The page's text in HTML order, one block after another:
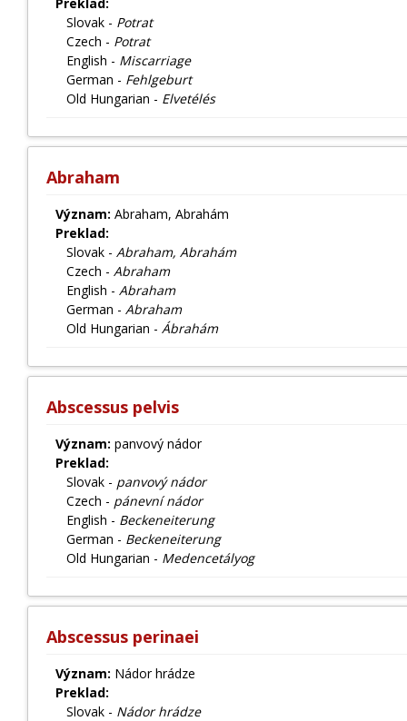
Slovak - Potrat
Czech - Potrat
English - Miscarriage
German - Fehlgeburt
Old Hungarian - Elvetélés
Abraham
Význam: Abraham, Abrahám
Preklad:
Slovak - Abraham, Abrahám
Czech - Abraham
English - Abraham
German - Abraham
Old Hungarian - Ábrahám
Abscessus pelvis
Význam: panvový nádor
Preklad:
Slovak - panvový nádor
Czech - pánevní nádor
English - Beckeneiterung
German - Beckeneiterung
Old Hungarian - Medencetályog
Abscessus perinaei
Význam: Nádor hrádze
Preklad:
Slovak - Nádor hrádze